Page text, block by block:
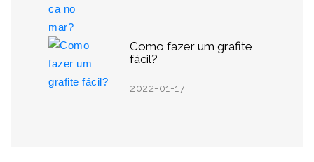
Como fazer um grafite
fácil?
2022-01-17